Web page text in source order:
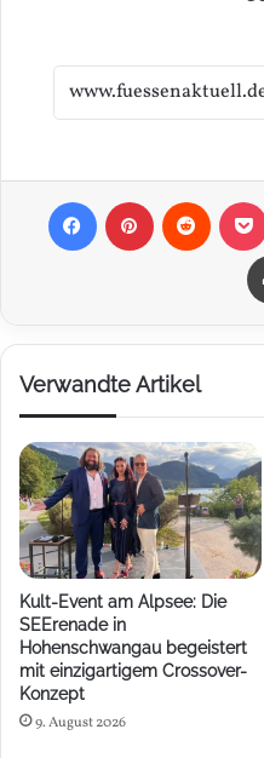
Verwandte Artikel
Kult-Event am Alpsee: Die
SEErenade in
Hohenschwangau begeistert
mit einzigartigem Crossover-
Konzept
9. August 2026